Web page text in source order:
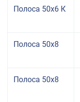
Полоса 50x6 К
Полоса 50x8
Полоса 50x8